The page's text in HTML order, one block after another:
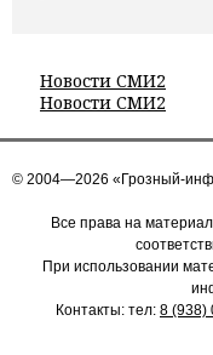
Новости СМИ2
Новости СМИ2
© 2004—2026 «Грозный-
Все права на
При использовании
Контакты: тел: 8 (938)